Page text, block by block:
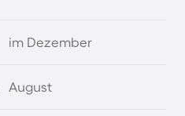
im Dezember
August